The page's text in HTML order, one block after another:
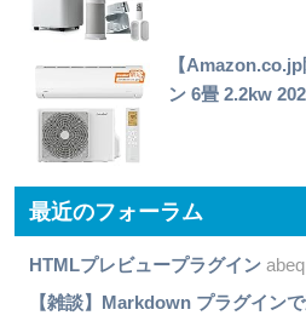
【
ン 6畳 2.2kw
最近のフォーラム
HTMLプレビュープラグインabeq
【雑談】Markdown プラグイン